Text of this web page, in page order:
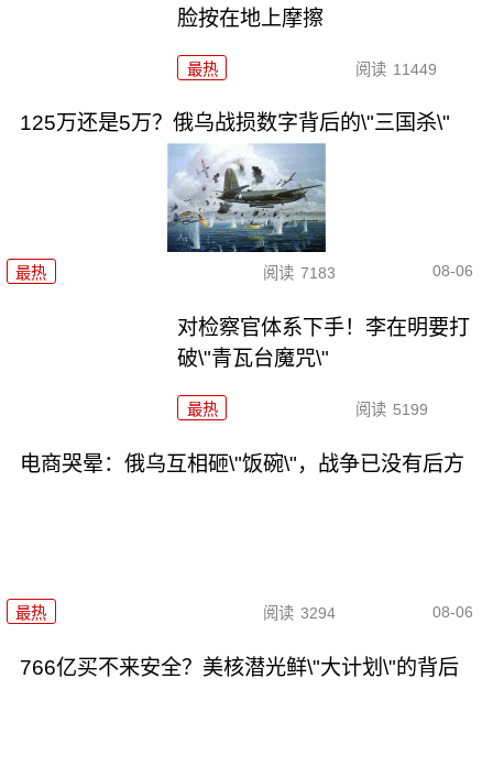
脸按在地上摩擦
最热 阅读 11449
125万还是5万？俄乌战损数字背后的\"三国杀\"
最热 阅读 7183 08-06
对检察官体系下手！李在明要打
破\"青瓦台魔咒\"
最热 阅读 5199
电商哭晕：俄乌互相砸\"饭碗\"，战争已没有后方
最热 阅读 3294 08-06
766亿买不来安全？美核潜光鲜\"大计划\"的背后